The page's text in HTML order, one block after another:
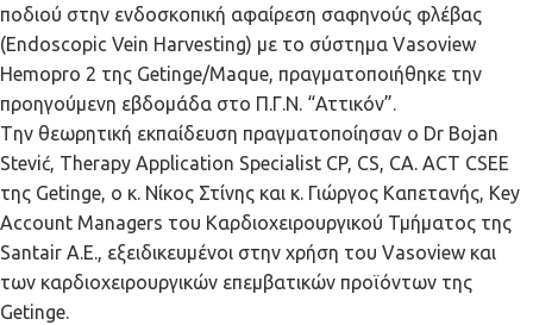
ποδιού στην ενδοσκοπική αφαίρεση σαφηνούς φλέβας
(Endoscopic Vein Harvesting) με το σύστημα Vasoview
Hemopro 2 της Getinge/Maque, πραγματοποιήθηκε την
προηγούμενη εβδομάδα στο Π.Γ.Ν. “Αττικόν”.
Tην θεωρητική εκπαίδευση πραγματοποίησαν ο Dr Bojan
Stević, Therapy Application Specialist CP, CS, CA. ACT CSEE
της Getinge, ο κ. Νίκος Στίνης και κ. Γιώργος Καπετανής, Key
Account Managers του Καρδιοχειρουργικού Τμήματος της
Santair A.E., εξειδικευμένοι στην χρήση του Vasoview και
των καρδιοχειρουργικών επεμβατικών προϊόντων της
Getinge.